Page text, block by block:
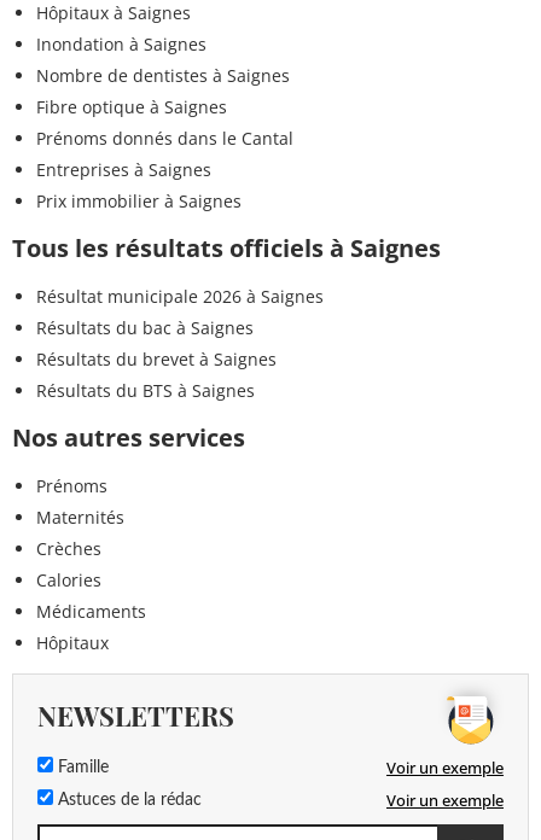
Hôpitaux à Saignes
Inondation à Saignes
Nombre de dentistes à Saignes
Fibre optique à Saignes
Prénoms donnés dans le Cantal
Entreprises à Saignes
Prix immobilier à Saignes
Tous les résultats officiels à Saignes
Résultat municipale 2026 à Saignes
Résultats du bac à Saignes
Résultats du brevet à Saignes
Résultats du BTS à Saignes
Nos autres services
Prénoms
Maternités
Crèches
Calories
Médicaments
Hôpitaux
NEWSLETTERS
Famille Voir un exemple
Astuces de la rédac Voir un exemple